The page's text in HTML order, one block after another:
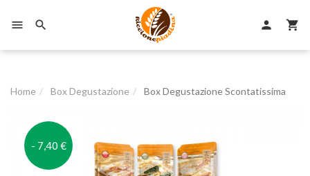
 
person

Home Box Degustazione Box Degustazione Scontatissima
- 7,40 €